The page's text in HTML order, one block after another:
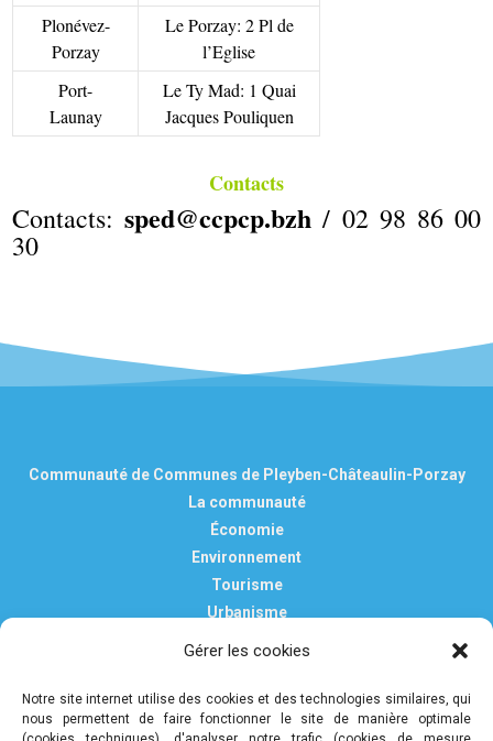
Gérer les cookies
Notre site internet utilise des cookies et des technologies similaires, qui
nous permettent de faire fonctionner le site de manière optimale
Plonévez-
Porzay
Le Porzay: 2 Pl de
l’Eglise
Port-
Launay
Le Ty Mad: 1 Quai
Jacques Pouliquen
Contacts
Contacts:sped@ccpcp.bzh / 02 98 86 00
30
Communauté de Communes de Pleyben-Châteaulin-Porzay
La communauté
Économie
Environnement
Tourisme
Urbanisme
Mentions légales
Politique de confidentialité et de protection des données